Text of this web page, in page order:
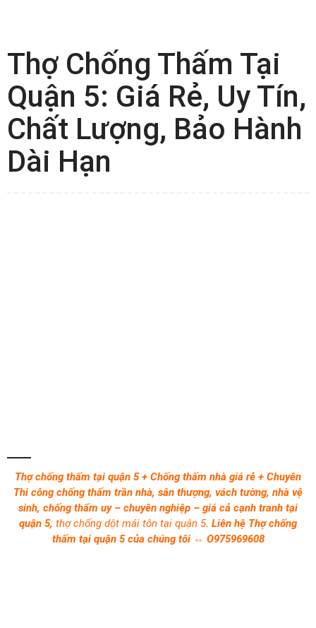
Thợ Chống Thấm Tại
Quận 5: Giá Rẻ, Uy Tín,
Chất Lượng, Bảo Hành
Dài Hạn
Thợ chống thấm tại quận 5 + Chống thấm nhà giá rẻ + Chuyên
Thi công chống thấm trần nhà, sân thượng, vách tường, nhà vệ
sinh, chống thấm uy – chuyên nghiệp – giá cả cạnh tranh tại
quận 5, thợ chống dột mái tôn tại quận 5. Liên hệ Thợ chống
thấm tại quận 5 của chúng tôi ⇔ O975969608